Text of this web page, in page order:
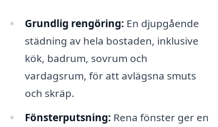
Grundlig rengöring: En djupgående
städning av hela bostaden, inklusive
kök, badrum, sovrum och
vardagsrum, för att avlägsna smuts
och skräp.
Fönsterputsning: Rena fönster ger en